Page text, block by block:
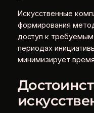
Искусственные
формирования
доступ к
периодах
минимизирует